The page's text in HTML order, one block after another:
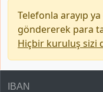
Telefonla arayıp
göndererek para
Hiçbir kuruluş sizi
IBAN